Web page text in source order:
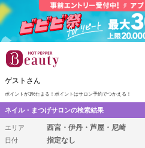
ゲストさん
ポイントが1%たまる！ ポイントはサロン予約でつかえる！
ネイル・まつげサロンの検索結果
エリア 西宮・伊丹・芦屋・尼崎
日付 指定なし